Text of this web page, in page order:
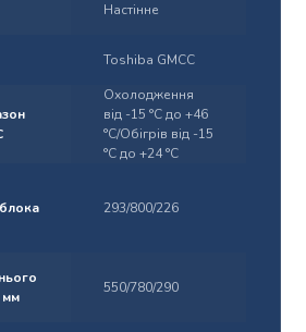
Настінне
Toshiba GMCC
Охолодження
від -15 °С до +46
°С/Обігрів від -15
°С до +24 °С
293/800/226
мм
550/780/290